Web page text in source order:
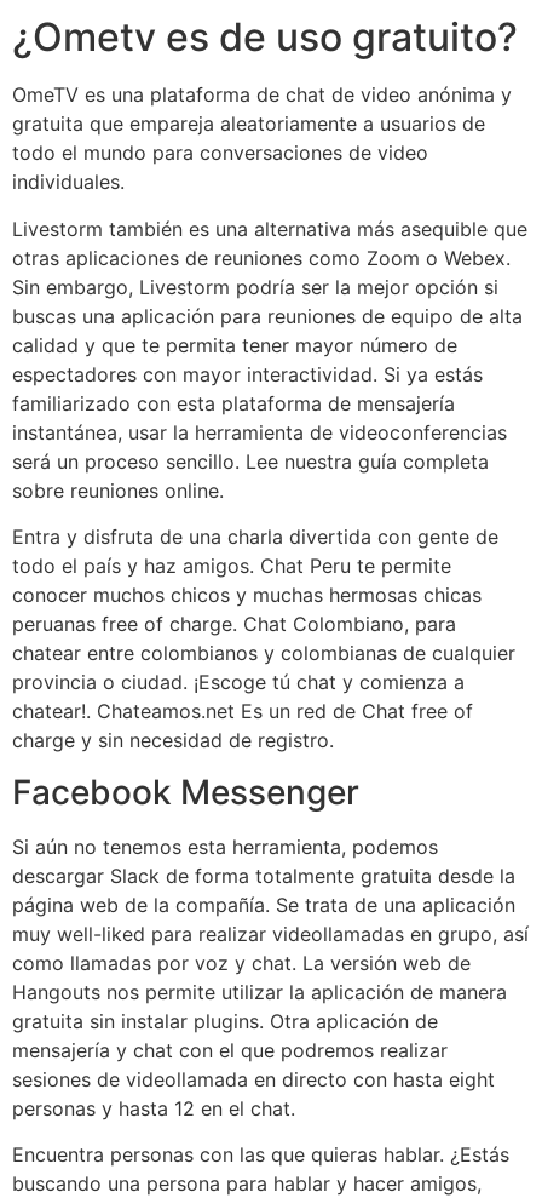
¿Ometv es de uso gratuito?
OmeTV es una plataforma de chat de video anónima y
gratuita que empareja aleatoriamente a usuarios de
todo el mundo para conversaciones de video
individuales.
Livestorm también es una alternativa más asequible que
otras aplicaciones de reuniones como Zoom o Webex.
Sin embargo, Livestorm podría ser la mejor opción si
buscas una aplicación para reuniones de equipo de alta
calidad y que te permita tener mayor número de
espectadores con mayor interactividad. Si ya estás
familiarizado con esta plataforma de mensajería
instantánea, usar la herramienta de videoconferencias
será un proceso sencillo. Lee nuestra guía completa
sobre reuniones online.
Entra y disfruta de una charla divertida con gente de
todo el país y haz amigos. Chat Peru te permite
conocer muchos chicos y muchas hermosas chicas
peruanas free of charge. Chat Colombiano, para
chatear entre colombianos y colombianas de cualquier
provincia o ciudad. ¡Escoge tú chat y comienza a
chatear!. Chateamos.net Es un red de Chat free of
charge y sin necesidad de registro.
Facebook Messenger
Si aún no tenemos esta herramienta, podemos
descargar Slack de forma totalmente gratuita desde la
página web de la compañía. Se trata de una aplicación
muy well-liked para realizar videollamadas en grupo, así
como llamadas por voz y chat. La versión web de
Hangouts nos permite utilizar la aplicación de manera
gratuita sin instalar plugins. Otra aplicación de
mensajería y chat con el que podremos realizar
sesiones de videollamada en directo con hasta eight
personas y hasta 12 en el chat.
Encuentra personas con las que quieras hablar. ¿Estás
buscando una persona para hablar y hacer amigos,